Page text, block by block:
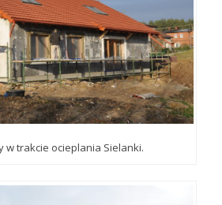
w trakcie ocieplania Sielanki.